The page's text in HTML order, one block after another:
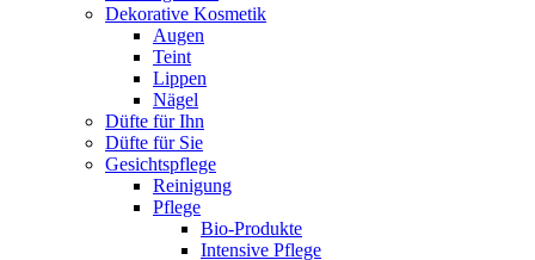
Dekorative Kosmetik
Augen
Teint
Lippen
Nägel
Düfte für Ihn
Düfte für Sie
Gesichtspflege
Reinigung
Pflege
Bio-Produkte
Intensive Pflege